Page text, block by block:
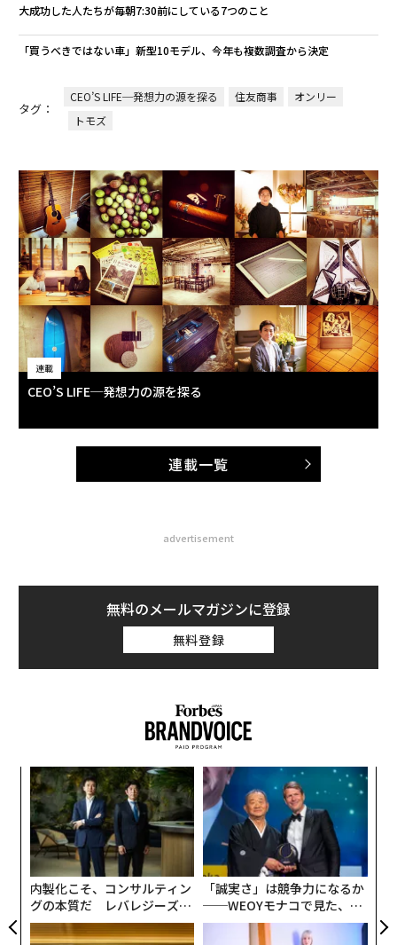
大成功した人たちが毎朝7:30前にしている7つのこと
「買うべきではない車」新型10モデル、今年も複数調査から決定
タグ：
CEO’S LIFE─発想力の源を探る 住友商事
オンリー
トモズ
連載
CEO’S LIFE─発想力の源を探る
連載一覧
advertisement
無料のメールマガジンに登録
無料登録
内製化こそ、コンサルティン
グの本質だ レバレジーズが
実践する、次世代ファームの
全貌
「誠実さ」は競争力になるか
──WEOYモナコで見た、く
ら寿司の経営哲学